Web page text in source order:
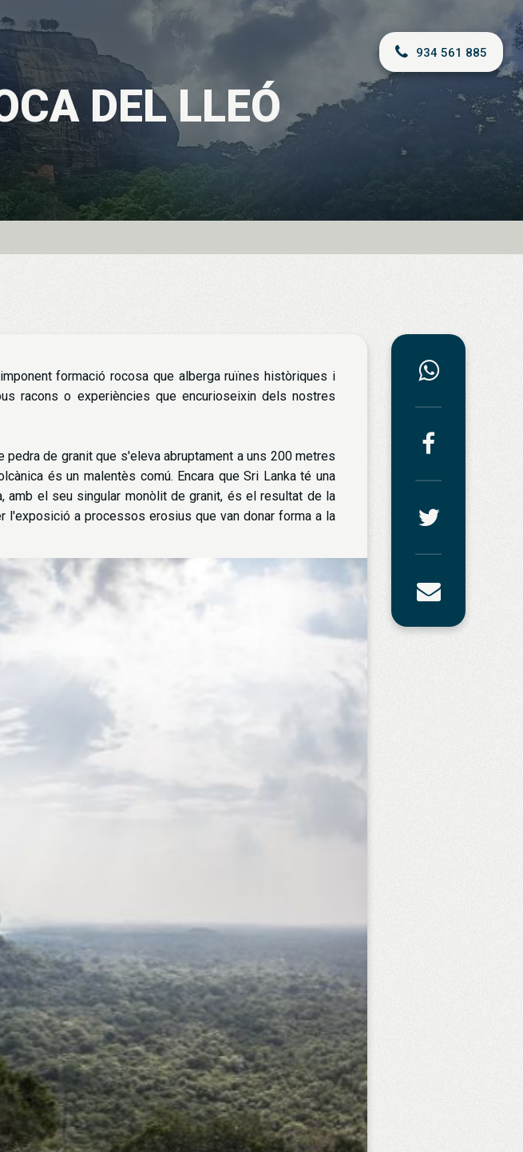
934 561 885
DEL LLEÓ
formació rocosa que alberga ruïnes històriques i
racons o experiències que encurioseixin dels nostres
pedra de granit que s'eleva abruptament a uns 200 metres
és un malentès comú. Encara que Sri Lanka té una
el seu singular monòlit de granit, és el resultat de la
l'exposició a processos erosius que van donar forma a la